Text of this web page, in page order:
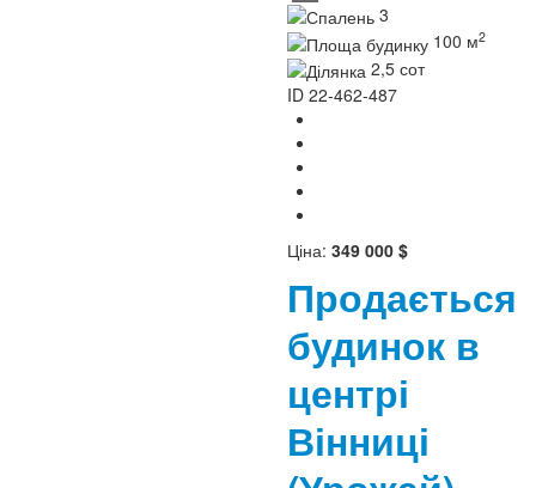
3
100 м2
2,5 сот
ID 22-462-487
Ціна: 349 000 $
Продається
будинок в
центрі
Вінниці